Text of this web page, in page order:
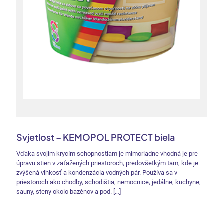
Svjetlost – KEMOPOL PROTECT biela
Vďaka svojim krycím schopnostiam je mimoriadne vhodná je pre
úpravu stien v zaťažených priestoroch, predovšetkým tam, kde je
zvýšená vlhkosť a kondenzácia vodných pár. Používa sa v
priestoroch ako chodby, schodištia, nemocnice, jedálne, kuchyne,
sauny, steny okolo bazénov a pod. […]